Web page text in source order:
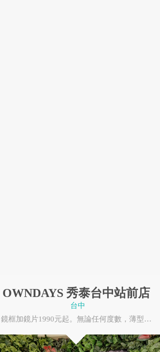
MEET TAIWAN
OWNDAYS 新竹巨城店
新竹市東區中央路229號3樓
OWNDAYS 西門漢中店
台北市萬華區漢中街110號
OWNDAYS 高雄三多SOGO店
高雄市苓雅區三多三路217號B1
OWNDAYS 秀泰台中站前店
台中
鏡框加鏡片1990元起。無論任何度數，薄型非球面鏡片無需任何追加費用。OWNDAYS的眼鏡皆由本...